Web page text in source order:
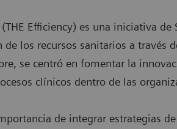
Efficiency) es una iniciativa
los recursos sanitarios a través
se centró en fomentar la
clínicos dentro de las
de integrar estrategias